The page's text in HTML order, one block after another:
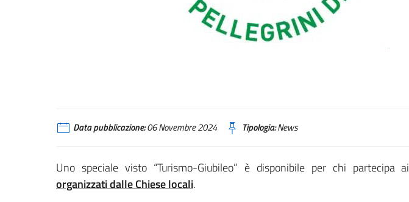
Data pubblicazione:06 Novembre 2024 Tipologia:News
Uno speciale visto “Turismo-Giubileo” è disponibile per chi partecipa ai
organizzati dalle Chiese locali.